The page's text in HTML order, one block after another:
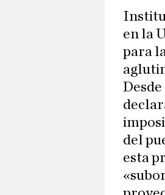
en la
para
del
esta